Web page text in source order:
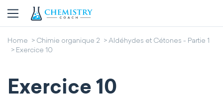
Home Chimie organique 2
Aldéhydes et Cétones - Partie 1
Exercice 10
Exercice 10